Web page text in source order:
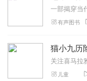
2020-05-29
主播非常棒，声音
2020-04-12
有声图书
儿童